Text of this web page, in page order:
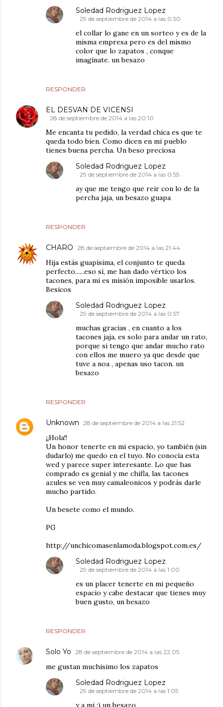
RESPONDER
Soledad Rodriguez Lopez
29 de septiembre de 2014 a las 0:50
el collar lo gane en un sorteo y es de la
misma empresa pero es del mismo
color que lo zapatos , conque
imagínate. un besazo
EL DESVAN DE VICENSI
28 de septiembre de 2014 a las 20:10
Me encanta tu pedido, la verdad chica es que te
queda todo bien. Como dicen en mi pueblo
tienes buena percha. Un beso preciosa
RESPONDER
Soledad Rodriguez Lopez
29 de septiembre de 2014 a las 0:55
ay que me tengo que reir con lo de la
percha jaja, un besazo guapa
CHARO 28 de septiembre de 2014 a las 21:44
Hija estás guapísima, el conjunto te queda
perfecto......eso sí, me han dado vértico los
tacones, para mí es misión imposible usarlos.
Besicos
RESPONDER
Soledad Rodriguez Lopez
29 de septiembre de 2014 a las 0:57
muchas gracias , en cuanto a los
tacones jaja, es solo para andar un rato,
porque si tengo que andar mucho rato
con ellos me muero ya que desde que
tuve a noa , apenas uso tacon. un
besazo
Unknown 28 de septiembre de 2014 a las 21:52
¡¡Hola!!
Un honor tenerte en mi espacio, yo también (sin
dudarlo) me quedo en el tuyo. No conocía esta
wed y parece super interesante. Lo que has
comprado es genial y me chifla, las tacones
azules se ven muy camaleonicos y podrás darle
mucho partido.
Un besete como el mundo.
PG
http://unchicomasenlamoda.blogspot.com.es/
RESPONDER
Soledad Rodriguez Lopez
29 de septiembre de 2014 a las 1:00
es un placer tenerte en mi pequeño
espacio y cabe destacar que tienes muy
buen gusto, un besazo
Solo Yo 28 de septiembre de 2014 a las 22:05
me gustan muchisimo los zapatos
Soledad Rodriguez Lopez
29 de septiembre de 2014 a las 1:05
y a mi :) un besazo